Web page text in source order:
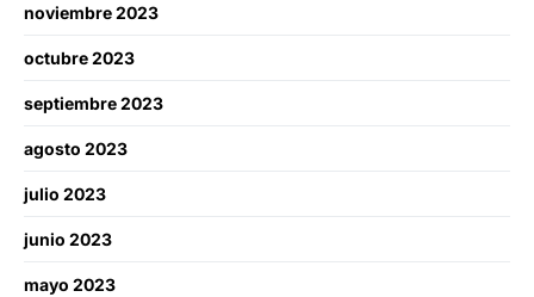
noviembre 2023
octubre 2023
septiembre 2023
agosto 2023
julio 2023
junio 2023
mayo 2023